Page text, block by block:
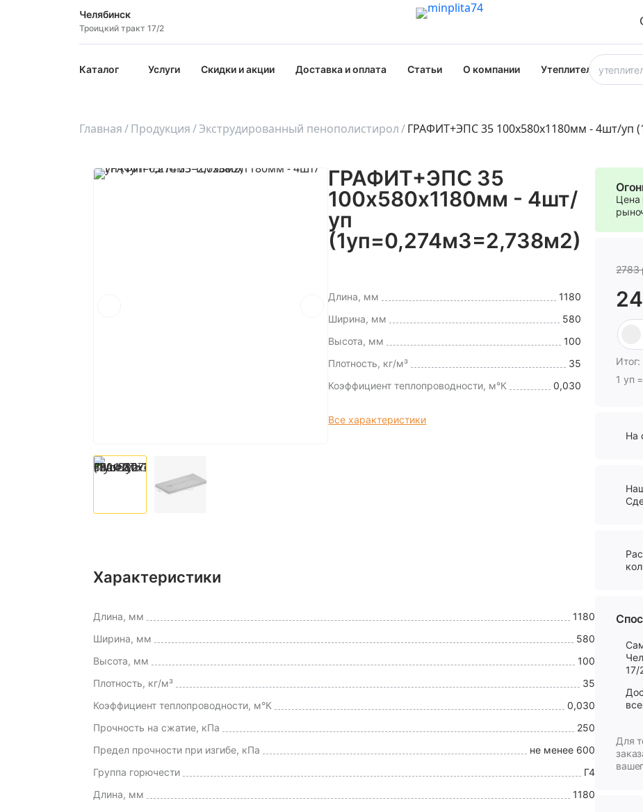
Челябинск
Троицкий тракт 17/2
Каталог Услуги Скидки и акции Доставка и оплата Статьи О компании Утеплители оптом
Главная Продукция Экструдированный пенополистирол ГРАФИТ+ЭПС 35 100х580х1180мм - 4шт/уп
ГРАФИТ+ЭПС 35
100х580х1180мм - 4шт/
уп
(1уп=0,274м3=2,738м2)
Длина, мм
1180
Ширина, мм
580
Высота, мм
100
Плотность, кг/м³
35
Коэффициент теплопроводности, м°К
0,030
Все характеристики
Характеристики
Длина, мм
1180
Ширина, мм
580
Высота, мм
100
Плотность, кг/м³
35
Коэффициент теплопроводности, м°К
0,030
Прочность на сжатие, кПа
250
Предел прочности при изгибе, кПа
не менее 600
Группа горючести
Г4
Длина, мм
1180
Цена
2783
Итог:
1 уп
На
17/
Для